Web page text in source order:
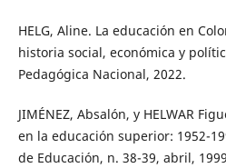
HELG, Aline. La educación en
historia social, económica y
Pedagógica Nacional, 2022.
JIMÉNEZ, Absalón, y HELWAR
en la educación superior: 1952-
de Educación, n. 38-39, abril,